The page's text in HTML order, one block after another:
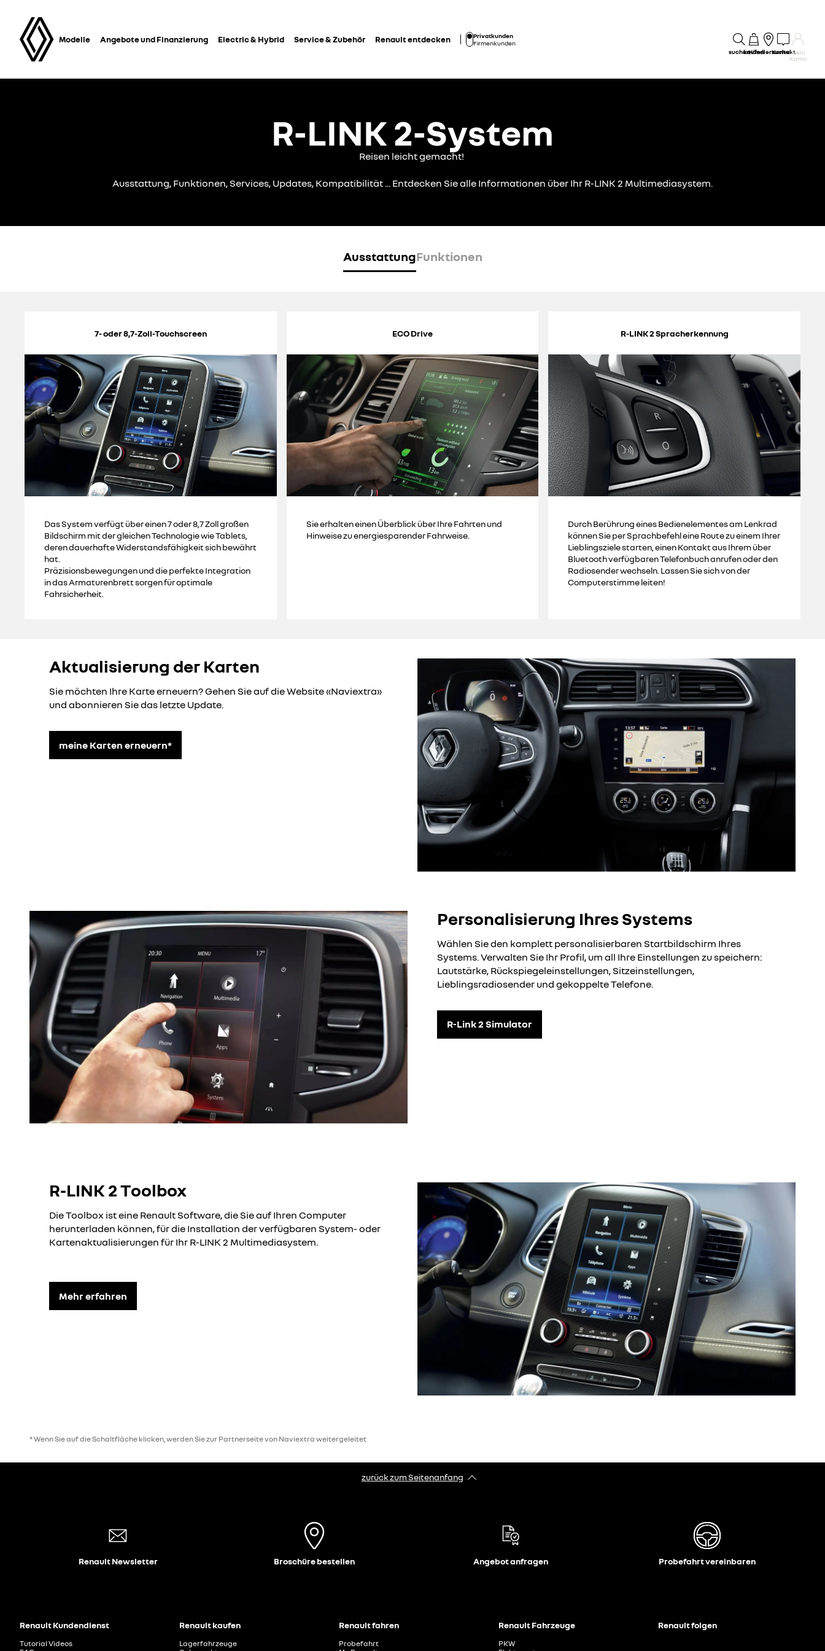
Modelle Angebote und Finanzierung Electric & Hybrid Service & Zubehör Renault entdecken
Privatkunden
Firmenkunden
suchenkaufen
Händlersuche
KontaktMein
Konto
R-LINK 2-System
Reisen leicht gemacht!
Ausstattung, Funktionen, Services, Updates, Kompatibilität ... Entdecken Sie alle Informationen über Ihr R-LINK 2 Multimediasystem.
AusstattungFunktionen
7- oder 8,7-Zoll-Touchscreen
Das System verfügt über einen 7 oder 8,7 Zoll großen
Bildschirm mit der gleichen Technologie wie Tablets,
deren dauerhafte Widerstandsfähigkeit sich bewährt
hat.
Präzisionsbewegungen und die perfekte Integration
in das Armaturenbrett sorgen für optimale
Fahrsicherheit.
ECO Drive
Sie erhalten einen Überblick über Ihre Fahrten und
Hinweise zu energiesparender Fahrweise.
R-LINK 2 Spracherkennung
Durch Berührung eines Bedienelementes am Lenkrad
können Sie per Sprachbefehl eine Route zu einem Ihrer
Lieblingsziele starten, einen Kontakt aus Ihrem über
Bluetooth verfügbaren Telefonbuch anrufen oder den
Radiosender wechseln. Lassen Sie sich von der
Computerstimme leiten!
Aktualisierung der Karten
Sie möchten Ihre Karte erneuern? Gehen Sie auf die Website «Naviextra»
und abonnieren Sie das letzte Update.
meine Karten erneuern*
Personalisierung Ihres Systems
Wählen Sie den komplett personalisierbaren Startbildschirm Ihres
Systems. Verwalten Sie Ihr Profil, um all Ihre Einstellungen zu speichern:
Lautstärke, Rückspiegeleinstellungen, Sitzeinstellungen,
Lieblingsradiosender und gekoppelte Telefone.
R-Link 2 Simulator
R-LINK 2 Toolbox
Die Toolbox ist eine Renault Software, die Sie auf Ihren Computer
herunterladen können, für die Installation der verfügbaren System- oder
Kartenaktualisierungen für Ihr R-LINK 2 Multimediasystem.
Mehr erfahren
* Wenn Sie auf die Schaltfläche klicken, werden Sie zur Partnerseite von Naviextra weitergeleitet
zurück zum Seitenanfang
Renault Newsletter Broschüre bestellen Angebot anfragen Probefahrt vereinbaren
Renault Kundendienst
Tutorial Videos
Renault kaufen
Lagerfahrzeuge
Renault fahren
Probefahrt
Renault Fahrzeuge
PKW
Renault folgen